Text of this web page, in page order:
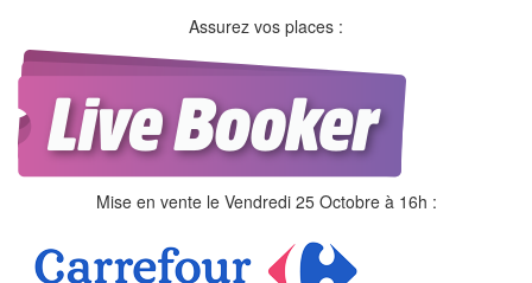
Assurez vos places :
Mise en vente le Vendredi 25 Octobre à 16h :